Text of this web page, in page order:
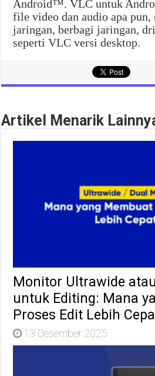
Android™. VLC untuk
file video dan audio apa pun,
jaringan, berbagi jaringan,
seperti VLC versi desktop.
Artikel Menarik
Monitor Ultrawide
untuk Editing: Mana
Proses Edit Lebih
13 Desember 2025